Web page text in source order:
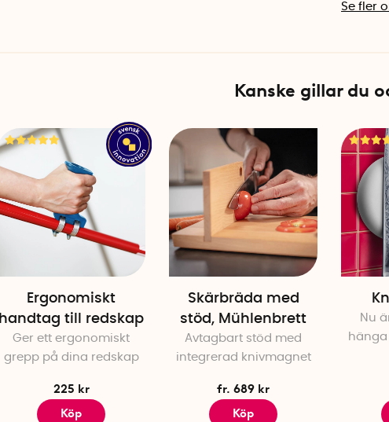
Se fler
Kanske gillar du
Ergonomiskt
handtag till redskap
Ger ett ergonomiskt
grepp på dina redskap
225 kr
Köp
Skärbräda med
stöd, Mühlenbrett
Avtagbart stöd med
integrerad knivmagnet
fr. 689 kr
Köp
Nu